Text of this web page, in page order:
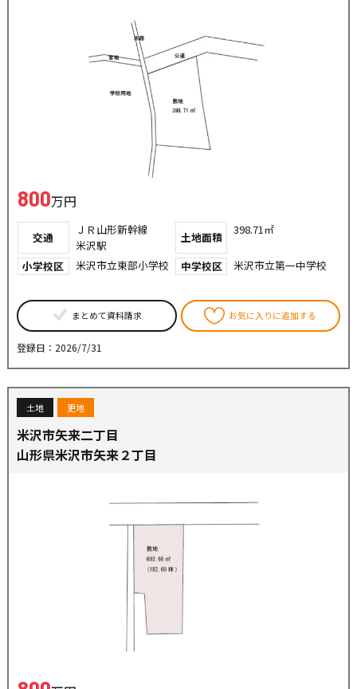
800万円
交通
ＪＲ山形新幹線
米沢駅
土地面積
398.71㎡
小学校区 米沢市立東部小学校 中学校区 米沢市立第一中学校
まとめて資料請求 お気に入りに追加する
登録日：2026/7/31
土地 更地
米沢市矢来二丁目
山形県米沢市矢来２丁目